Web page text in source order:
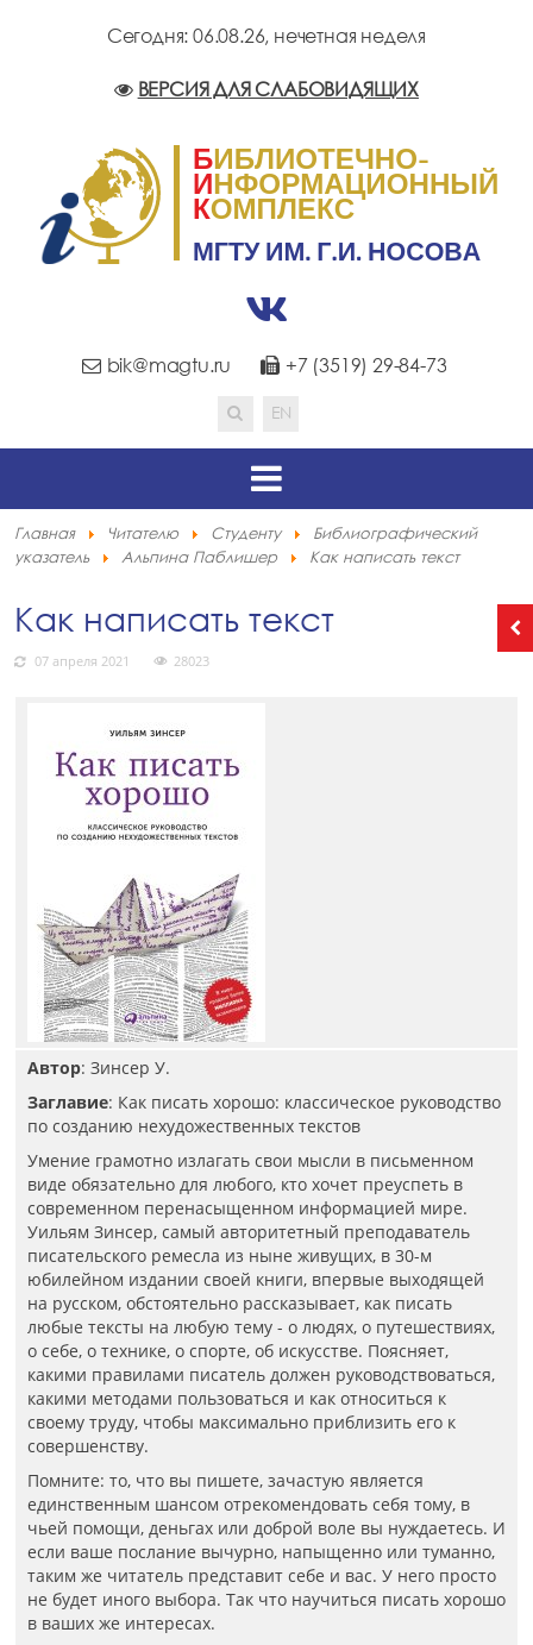
Сегодня: 06.08.26, нечетная неделя
ВЕРСИЯ ДЛЯ СЛАБОВИДЯЩИХ
bik@magtu.ru +7 (3519) 29-84-73
Главная Читателю Студенту
Библиографический
указатель
Альпина Паблишер Как написать текст
Как написать текст
07 апреля 2021 28023
Автор: Зинсер У.
Заглавие: Как писать хорошо: классическое руководство
по созданию нехудожественных текстов
Умение грамотно излагать свои мысли в письменном
виде обязательно для любого, кто хочет преуспеть в
современном перенасыщенном информацией мире.
Уильям Зинсер, самый авторитетный преподаватель
писательского ремесла из ныне живущих, в 30-м
юбилейном издании своей книги, впервые выходящей
на русском, обстоятельно рассказывает, как писать
любые тексты на любую тему - о людях, о путешествиях,
о себе, о технике, о спорте, об искусстве. Поясняет,
какими правилами писатель должен руководствоваться,
какими методами пользоваться и как относиться к
своему труду, чтобы максимально приблизить его к
совершенству.
Помните: то, что вы пишете, зачастую является
единственным шансом отрекомендовать себя тому, в
чьей помощи, деньгах или доброй воле вы нуждаетесь. И
если ваше послание вычурно, напыщенно или туманно,
таким же читатель представит себе и вас. У него просто
не будет иного выбора. Так что научиться писать хорошо
в ваших же интересах.